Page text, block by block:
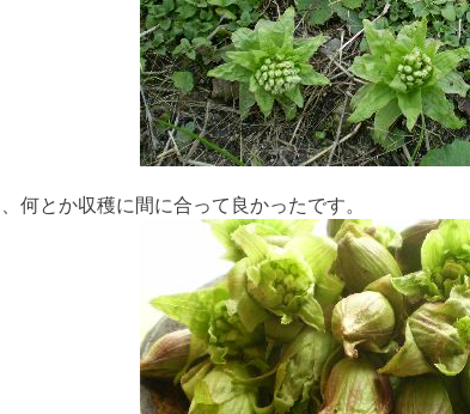
何とか収穫に間に合って良かったです。